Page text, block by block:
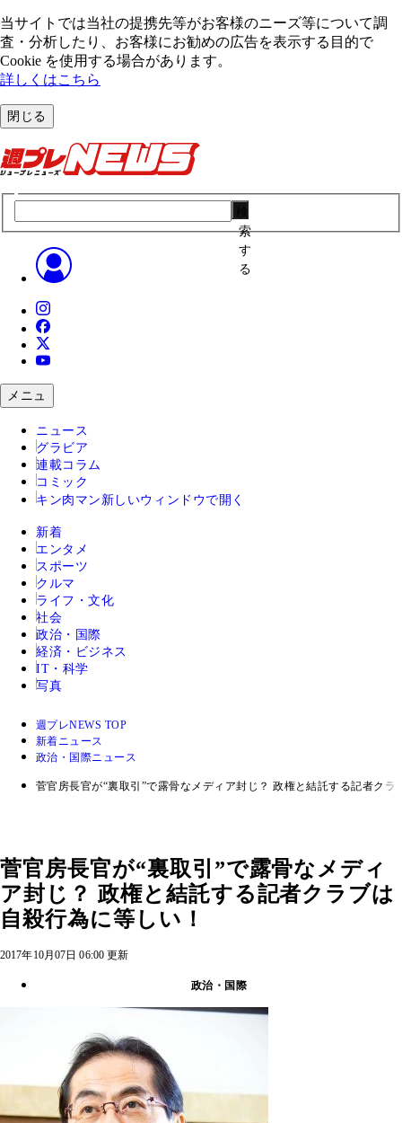
当サイトでは当社の提携先等がお客様のニーズ等について調
査・分析したり、お客様にお勧めの広告を表⽰する⽬的で
Cookie を使⽤する場合があります。
詳しくはこちら
閉じる
索
す
る
メニュ
ニュース
グラビア
連載コラム
コミック
キン肉マン 新しいウィンドウで開く
新着
エンタメ
スポーツ
クルマ
ライフ・文化
社会
政治・国際
経済・ビジネス
IT・科学
写真
週プレNEWS TOP
新着ニュース
政治・国際ニュース
菅官房長官が“裏取引”で露骨なメディア封じ？ 政権と結託する記者クラ
菅官房長官が“裏取引”で露骨なメディ
ア封じ？ 政権と結託する記者クラブは
自殺行為に等しい！
2017年10月07日 06:00 更新
政治・国際